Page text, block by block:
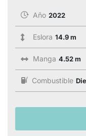
Año 2022
Eslora 14.9 m
Manga 4.52 m
Combustible